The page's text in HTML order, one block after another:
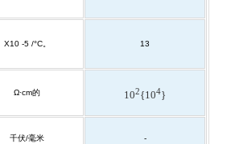
X10 -5 /°C。 13
Ω·cm的 102{104}
千伏/毫米 -